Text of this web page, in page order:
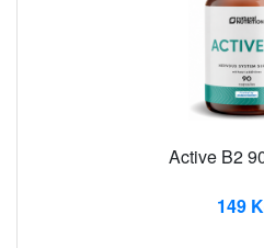
Active B2
149